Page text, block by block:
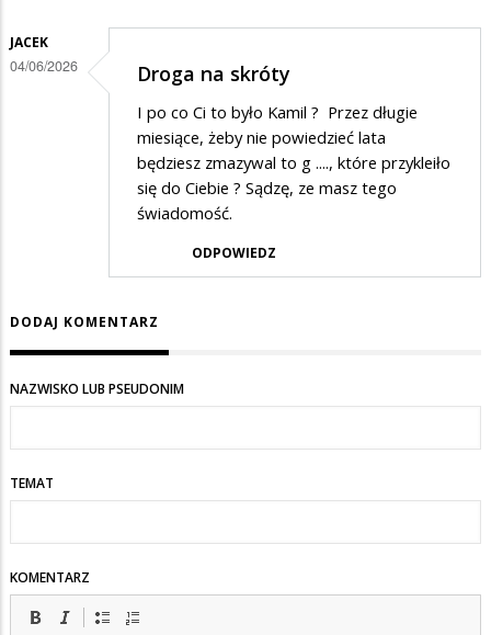
JACEK
04/06/2026 Droga na skróty
I po co Ci to było Kamil ? Przez długie
miesiące, żeby nie powiedzieć lata
będziesz zmazywal to g ...., które przykleiło
się do Ciebie ? Sądzę, ze masz tego
świadomość.
ODPOWIEDZ
DODAJ KOMENTARZ
NAZWISKO LUB PSEUDONIM
TEMAT
KOMENTARZ